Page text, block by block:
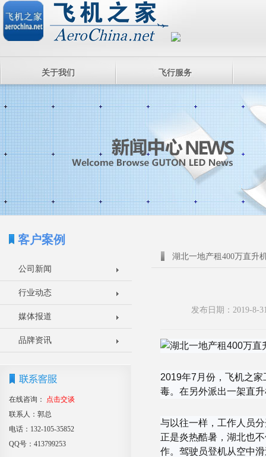
关于我们 飞行服务
客户案例
公司新闻
行业动态
媒体报道
品牌资讯
在线咨询：
点击交谈
联系人：郭总
电话：132-105-35852
QQ号：413799253
湖北一地产租400万直升
发布日期：2019-8-
2019年7月份，飞机之
毒。在另外派出一架直
与以往一样，工作人员
正是炎热酷暑，湖北也
作。驾驶员登机从空中